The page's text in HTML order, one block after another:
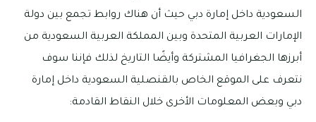
السعودية داخل إمارة دبي حيث أن هناك روابط تجمع بين دولة
الإمارات العربية المتحدة وبين المملكة العربية السعودية من
أبرزها الجغرافيا المشتركة وأيضًا التاريخ لذلك فإننا سوف
نتعرف على الموقع الخاص بالقنصلية السعودية داخل إمارة
دبي وبعض المعلومات الأخرى خلال النقاط القادمة: